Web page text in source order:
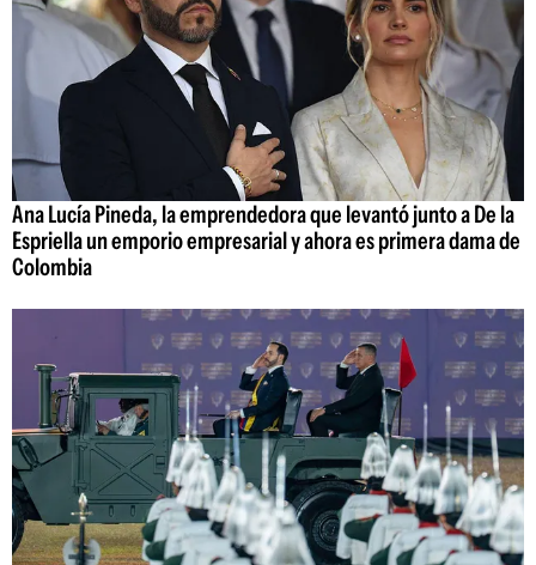
Ana Lucía Pineda, la emprendedora que levantó junto a De la
Espriella un emporio empresarial y ahora es primera dama de
Colombia